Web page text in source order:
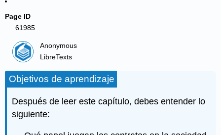
Page ID
61985
Anonymous
LibreTexts
Objetivos de aprendizaje
Después de leer este capítulo, debes entender lo
siguiente: